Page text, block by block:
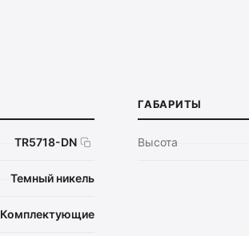
TR5718-DN
Темный никель
Комплектующие
ГАБАРИТЫ
Высота